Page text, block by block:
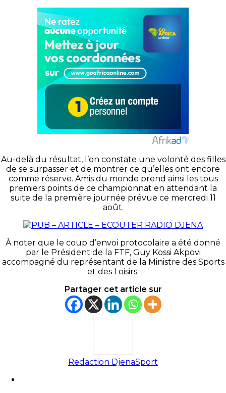
Au-delà du résultat, l’on constate une volonté des filles
de se surpasser et de montrer ce qu’elles ont encore
comme réserve. Amis du monde prend ainsi les tous
premiers points de ce championnat en attendant la
suite de la première journée prévue ce mercredi 11
août.
À noter que le coup d’envoi protocolaire a été donné
par le Président de la FTF, Guy Kossi Akpovi
accompagné du représentant de la Ministre des Sports
et des Loisirs.
Partager cet article sur
Redaction DjenaSport